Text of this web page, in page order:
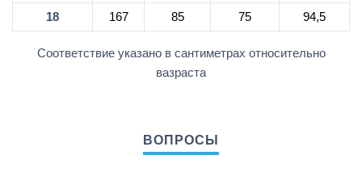
18 167 85 75 94,5
Соответствие указано в сантиметрах относительно
вазраста